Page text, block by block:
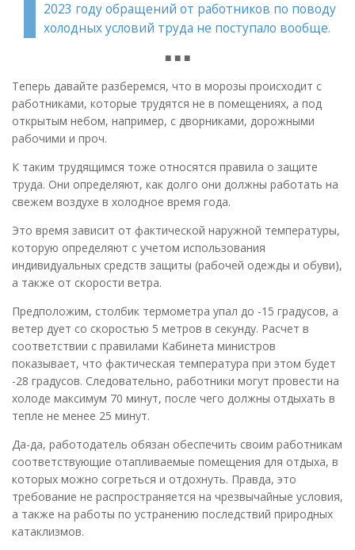
2023 году обращений от работников по поводу
холодных условий труда не поступало вообще.
■ ■ ■
Теперь давайте разберемся, что в морозы происходит с
работниками, которые трудятся не в помещениях, а под
открытым небом, например, с дворниками, дорожными
рабочими и проч.
К таким трудящимся тоже относятся правила о защите
труда. Они определяют, как долго они должны работать на
свежем воздухе в холодное время года.
Это время зависит от фактической наружной температуры,
которую определяют с учетом использования
индивидуальных средств защиты (рабочей одежды и обуви),
а также от скорости ветра.
Предположим, столбик термометра упал до -15 градусов, а
ветер дует со скоростью 5 метров в секунду. Расчет в
соответствии с правилами Кабинета министров
показывает, что фактическая температура при этом будет
-28 градусов. Следовательно, работники могут провести на
холоде максимум 70 минут, после чего должны отдыхать в
тепле не менее 25 минут.
Да-да, работодатель обязан обеспечить своим работникам
соответствующие отапливаемые помещения для отдыха, в
которых можно согреться и отдохнуть. Правда, это
требование не распространяется на чрезвычайные условия,
а также на работы по устранению последствий природных
катаклизмов.